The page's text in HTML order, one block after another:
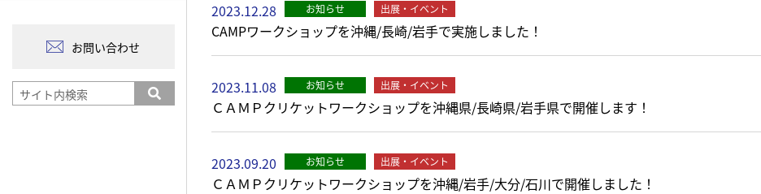
お問い合わせ
2023.12.28 お知らせ 出展・イベント
CAMPワークショップを沖縄/長崎/岩手で実施しました！
2023.11.08 お知らせ 出展・イベント
ＣＡＭＰクリケットワークショップを沖縄県/長崎県/岩手県で開催します！
2023.09.20 お知らせ 出展・イベント
ＣＡＭＰクリケットワークショップを沖縄/岩手/大分/石川で開催しました！